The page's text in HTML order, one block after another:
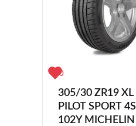
0
305/30 ZR19 XL
PILOT SPORT 4S
102Y MICHELIN